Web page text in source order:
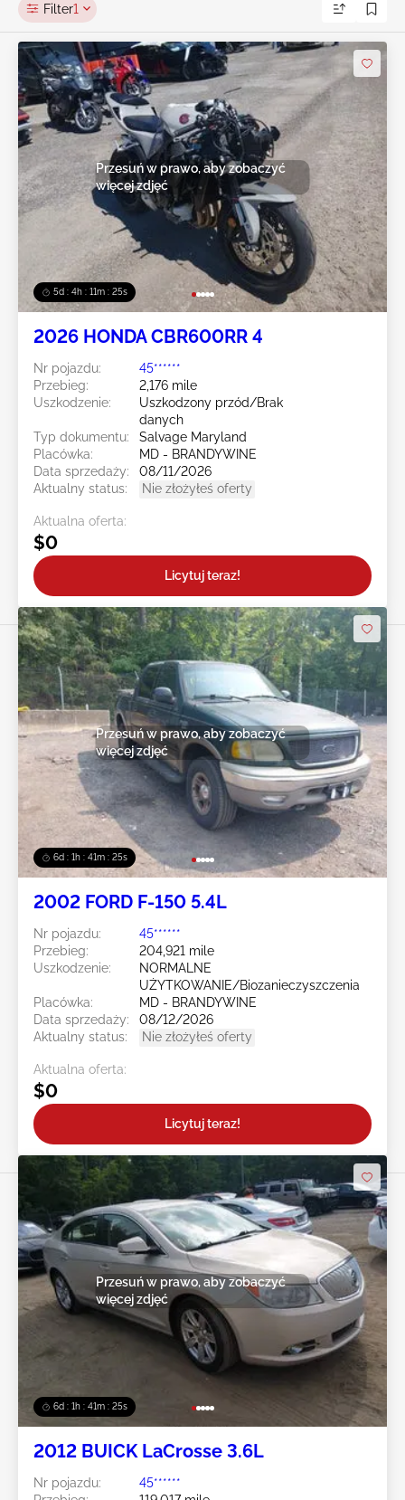
Filter1
5d : 4h : 11m : 23s
Przesuń w prawo, aby zobaczyć
więcej zdjęć
2026 HONDA CBR600RR 4
Nr pojazdu:
45******
Przebieg:
2,176 mile
Uszkodzenie:
Uszkodzony przód/Brak
danych
Typ dokumentu:
Salvage Maryland
Placówka:
MD - BRANDYWINE
Data sprzedaży:
08/11/2026
Aktualny status:
Nie złożyłeś oferty
Aktualna oferta:
$0
Licytuj teraz!
6d : 1h : 41m : 23s
Przesuń w prawo, aby zobaczyć
więcej zdjęć
2002 FORD F-150 5.4L
Nr pojazdu:
45******
Przebieg:
204,921 mile
Uszkodzenie:
NORMALNE
UŻYTKOWANIE/Biozanieczyszczenia
Placówka:
MD - BRANDYWINE
Data sprzedaży:
08/12/2026
Aktualny status:
Nie złożyłeś oferty
Aktualna oferta:
$0
Licytuj teraz!
6d : 1h : 41m : 23s
Przesuń w prawo, aby zobaczyć
więcej zdjęć
2012 BUICK LaCrosse 3.6L
Nr pojazdu:
45******